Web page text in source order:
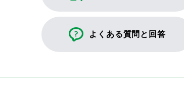
よくある質問と回答